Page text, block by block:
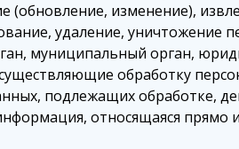
(обновление, изменение),
удаление, уничтожение
муниципальный орган,
обработку
подлежащих обработке,
относящаяся